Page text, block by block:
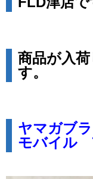
商品が入
す。
ヤマガブ
モバイル